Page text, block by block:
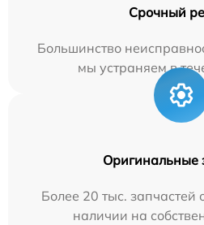
Срочный
Большинство
мы устраняем в
Оригинальные
Более 20 тыс. запчастей
наличии на